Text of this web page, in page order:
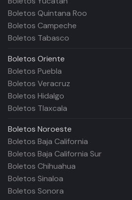
Boletos Quintana Roo
Boletos Campeche
Boletos Tabasco
Boletos Oriente
Boletos Puebla
Boletos Veracruz
Boletos Hidalgo
Boletos Tlaxcala
Boletos Noroeste
Boletos Baja California
Boletos Baja California Sur
Boletos Chihuahua
Boletos Sinaloa
Boletos Sonora